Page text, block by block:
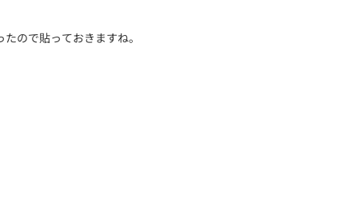
ので貼っておきますね。